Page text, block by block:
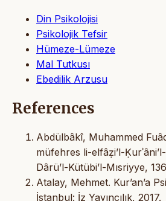
Din Psikolojisi
Psikolojik Tefsir
Hümeze-Lümeze
Mal Tutkusı
Ebedilik Arzusu
References
Abdülbâkî, Muhammed
müfehres li-elfâẓi’l-
Dârü’l-Kütübi’l-Mısriyye,
Atalay, Mehmet. Kur’an’a
İstanbul: İz Yayıncılık, 2017.